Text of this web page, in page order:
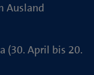
Ausland
(30. April bis 20.